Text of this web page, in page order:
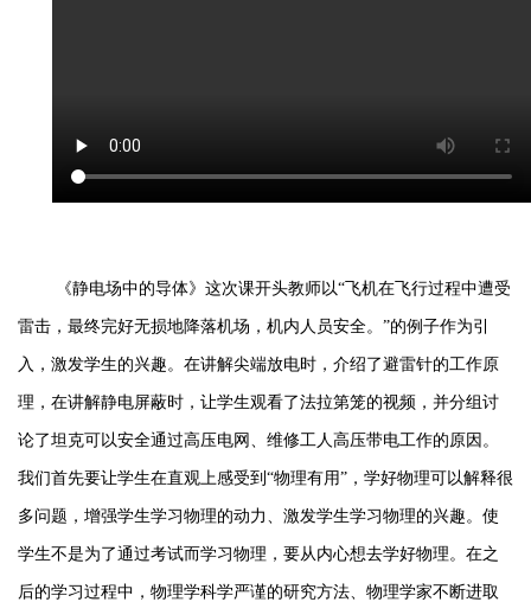
《静电场中的导体》这次课开头教师以“飞机在飞行过程中遭受
雷击，最终完好无损地降落机场，机内人员安全。”的例子作为引
入，激发学生的兴趣。在讲解尖端放电时，介绍了避雷针的工作原
理，在讲解静电屏蔽时，让学生观看了法拉第笼的视频，并分组讨
论了坦克可以安全通过高压电网、维修工人高压带电工作的原因。
我们首先要让学生在直观上感受到“物理有用”，学好物理可以解释很
多问题，增强学生学习物理的动力、激发学生学习物理的兴趣。使
学生不是为了通过考试而学习物理，要从内心想去学好物理。在之
后的学习过程中，物理学科学严谨的研究方法、物理学家不断进取